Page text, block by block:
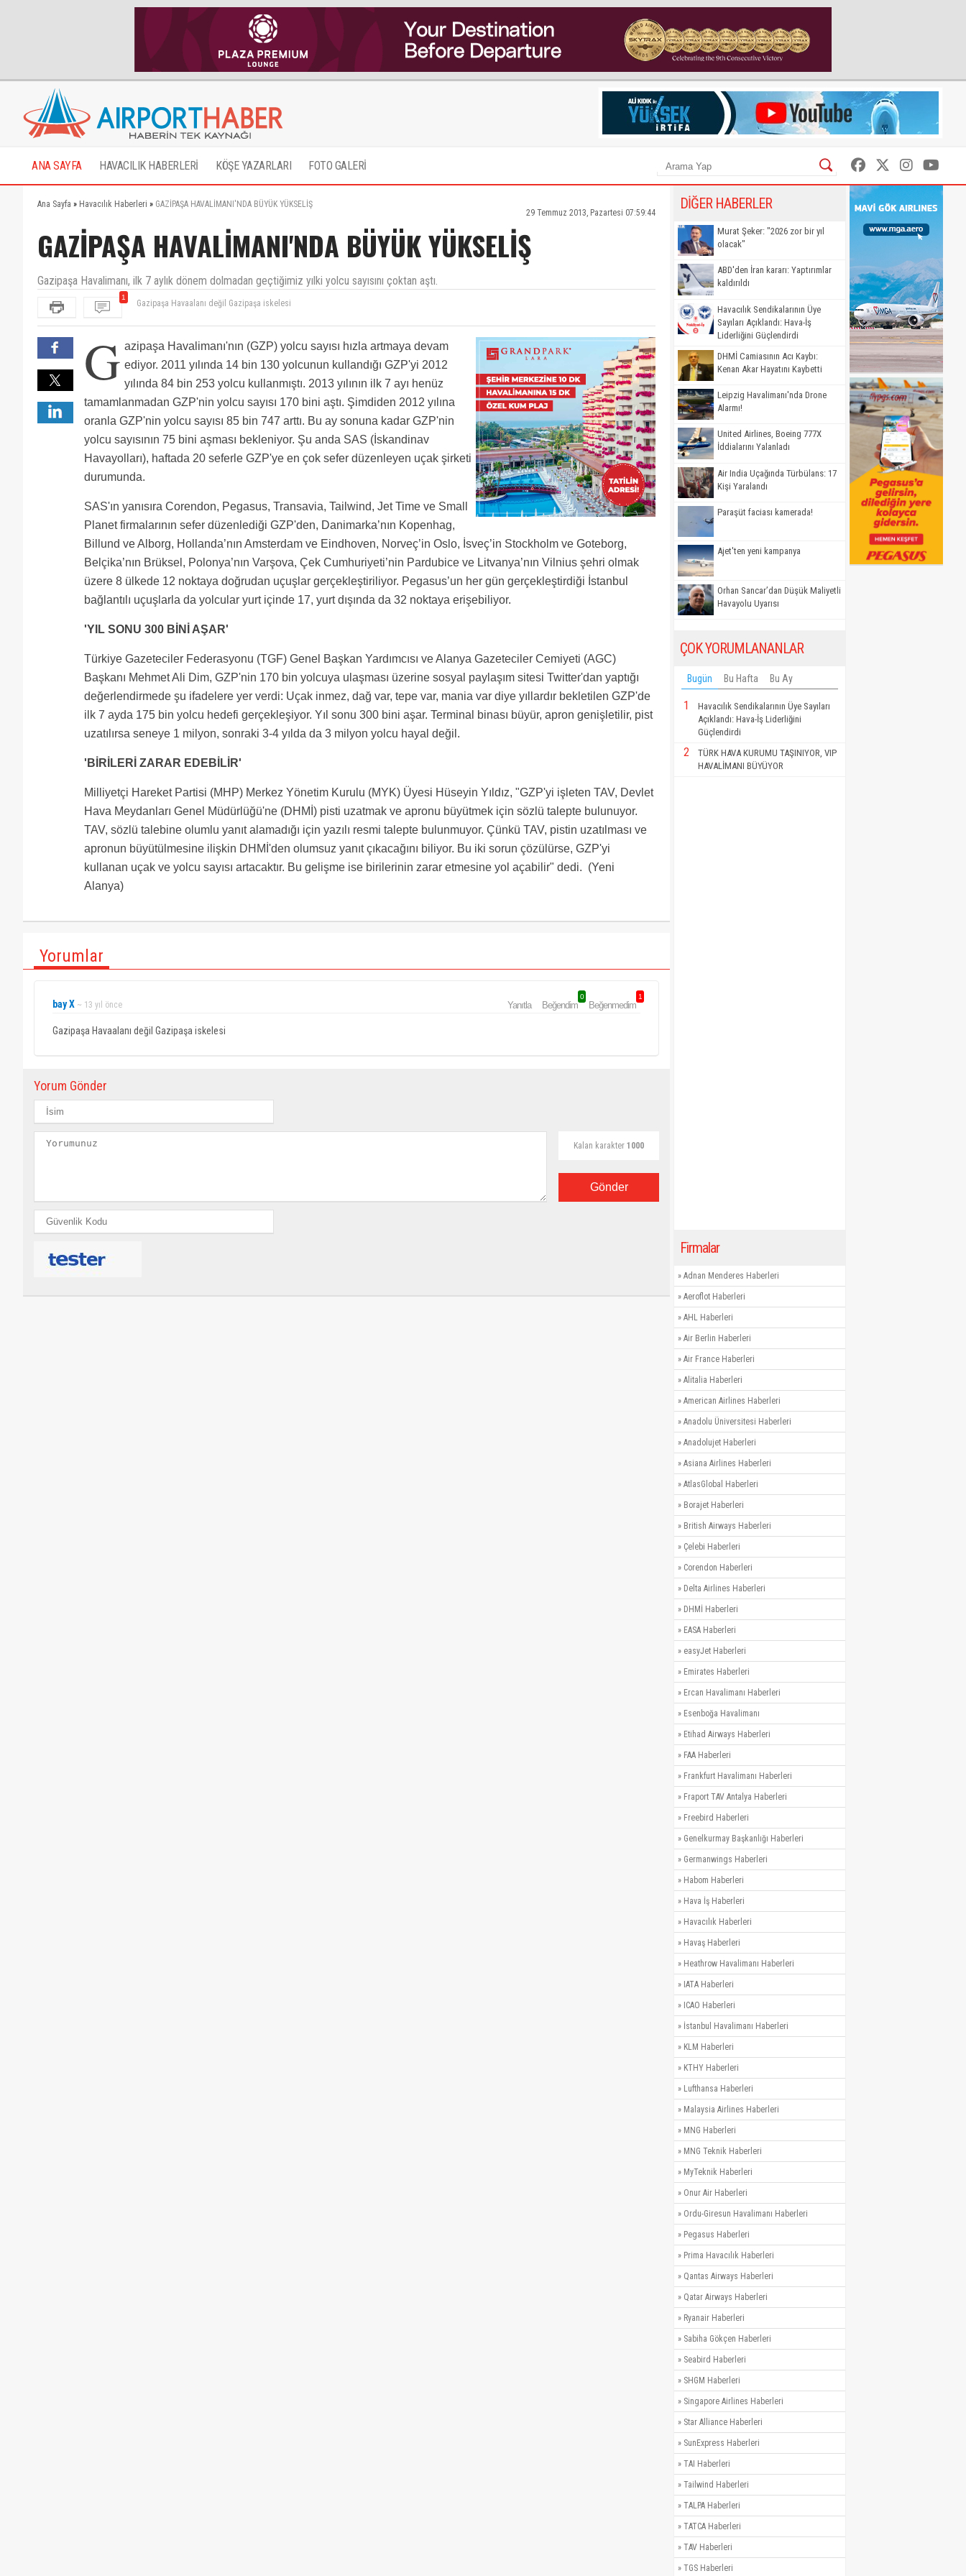
ANA SAYFA HAVACILIK HABERLERİ KÖŞE YAZARLARI FOTO GALERİ
Ana Sayfa » Havacılık Haberleri » GAZİPAŞA HAVALİMANI'NDA BÜYÜK YÜKSELİŞ
29 Temmuz 2013, Pazartesi 07:59:44
GAZİPAŞA HAVALİMANI'NDA BÜYÜK YÜKSELİŞ
Gazipaşa Havalimanı, ilk 7 aylık dönem dolmadan geçtiğimiz yılki yolcu sayısını çoktan aştı.
1
Gazipaşa Havaalanı değil Gazipaşa iskelesi
G azipaşa Havalimanı'nın (GZP) yolcu sayısı hızla artmaya devam
ediyor. 2011 yılında 14 bin 130 yolcunun kullandığı GZP'yi 2012
yılında 84 bin 253 yolcu kullanmıştı. 2013 yılının ilk 7 ayı henüz
tamamlanmadan GZP'nin yolcu sayısı 170 bini aştı. Şimdiden 2012 yılına
oranla GZP'nin yolcu sayısı 85 bin 747 arttı. Bu ay sonuna kadar GZP'nin
yolcu sayısının 75 bini aşması bekleniyor. Şu anda SAS (İskandinav
Havayolları), haftada 20 seferle GZP'ye en çok sefer düzenleyen uçak şirketi
durumunda.
SAS'ın yanısıra Corendon, Pegasus, Transavia, Tailwind, Jet Time ve Small
Planet firmalarının sefer düzenlediği GZP'den, Danimarka’nın Kopenhag,
Billund ve Alborg, Hollanda’nın Amsterdam ve Eindhoven, Norveç’in Oslo, İsveç’in Stockholm ve Goteborg,
Belçika’nın Brüksel, Polonya’nın Varşova, Çek Cumhuriyeti’nin Pardubice ve Litvanya’nın Vilnius şehri olmak
üzere 8 ülkede 12 noktaya doğrudan uçuşlar gerçekleştiriliyor. Pegasus’un her gün gerçekleştirdiği İstanbul
bağlantılı uçuşlarla da yolcular yurt içinde 17, yurt dışında da 32 noktaya erişebiliyor.
'YIL SONU 300 BİNİ AŞAR'
Türkiye Gazeteciler Federasyonu (TGF) Genel Başkan Yardımcısı ve Alanya Gazeteciler Cemiyeti (AGC)
Başkanı Mehmet Ali Dim, GZP'nin 170 bin yolcuya ulaşması üzerine sosyal paylaşım sitesi Twitter'dan yaptığı
değerlendirmede şu ifadelere yer verdi: Uçak inmez, dağ var, tepe var, mania var diye yıllardır bekletilen GZP'de
ilk 7 ayda 175 bin yolcu hedefi gerçekleşiyor. Yıl sonu 300 bini aşar. Terminal binası büyür, apron genişletilir, pist
uzatılırsa seneye 1 milyon, sonraki 3-4 yılda da 3 milyon yolcu hayal değil.
'BİRİLERİ ZARAR EDEBİLİR'
Milliyetçi Hareket Partisi (MHP) Merkez Yönetim Kurulu (MYK) Üyesi Hüseyin Yıldız, "GZP'yi işleten TAV, Devlet
Hava Meydanları Genel Müdürlüğü'ne (DHMİ) pisti uzatmak ve apronu büyütmek için sözlü talepte bulunuyor.
TAV, sözlü talebine olumlu yanıt alamadığı için yazılı resmi talepte bulunmuyor. Çünkü TAV, pistin uzatılması ve
apronun büyütülmesine ilişkin DHMİ'den olumsuz yanıt çıkacağını biliyor. Bu iki sorun çözülürse, GZP'yi
kullanan uçak ve yolcu sayısı artacaktır. Bu gelişme ise birilerinin zarar etmesine yol açabilir" dedi. (Yeni
Alanya)
Yorumlar
bay X ~ 13 yıl önce Yanıtla Beğendim
0
Beğenmedim
1
Gazipaşa Havaalanı değil Gazipaşa iskelesi
Yorum Gönder
Kalan karakter 1000
Gönder
DİĞER HABERLER
Murat Şeker: "2026 zor bir yıl
olacak"
ABD'den İran kararı: Yaptırımlar
kaldırıldı
Havacılık Sendikalarının Üye
Sayıları Açıklandı: Hava-İş
Liderliğini Güçlendirdi
DHMİ Camiasının Acı Kaybı:
Kenan Akar Hayatını Kaybetti
Leipzig Havalimanı'nda Drone
Alarmı!
United Airlines, Boeing 777X
İddialarını Yalanladı
Air India Uçağında Türbülans: 17
Kişi Yaralandı
Paraşüt faciası kamerada!
Ajet'ten yeni kampanya
Orhan Sancar’dan Düşük Maliyetli
Havayolu Uyarısı
ÇOK YORUMLANANLAR
Bugün Bu Hafta Bu Ay
1
Havacılık Sendikalarının Üye Sayıları
Açıklandı: Hava-İş Liderliğini
Güçlendirdi
2
TÜRK HAVA KURUMU TAŞINIYOR, VIP
HAVALİMANI BÜYÜYOR
Firmalar
» Adnan Menderes Haberleri
» Aeroflot Haberleri
» AHL Haberleri
» Air Berlin Haberleri
» Air France Haberleri
» Alitalia Haberleri
» American Airlines Haberleri
» Anadolu Üniversitesi Haberleri
» Anadolujet Haberleri
» Asiana Airlines Haberleri
» AtlasGlobal Haberleri
» Borajet Haberleri
» British Airways Haberleri
» Çelebi Haberleri
» Corendon Haberleri
» Delta Airlines Haberleri
» DHMİ Haberleri
» EASA Haberleri
» easyJet Haberleri
» Emirates Haberleri
» Ercan Havalimanı Haberleri
» Esenboğa Havalimanı
» Etihad Airways Haberleri
» FAA Haberleri
» Frankfurt Havalimanı Haberleri
» Fraport TAV Antalya Haberleri
» Freebird Haberleri
» Genelkurmay Başkanlığı Haberleri
» Germanwings Haberleri
» Habom Haberleri
» Hava İş Haberleri
» Havacılık Haberleri
» Havaş Haberleri
» Heathrow Havalimanı Haberleri
» IATA Haberleri
» ICAO Haberleri
» İstanbul Havalimanı Haberleri
» KLM Haberleri
» KTHY Haberleri
» Lufthansa Haberleri
» Malaysia Airlines Haberleri
» MNG Haberleri
» MNG Teknik Haberleri
» MyTeknik Haberleri
» Onur Air Haberleri
» Ordu-Giresun Havalimanı Haberleri
» Pegasus Haberleri
» Prima Havacılık Haberleri
» Qantas Airways Haberleri
» Qatar Airways Haberleri
» Ryanair Haberleri
» Sabiha Gökçen Haberleri
» Seabird Haberleri
» SHGM Haberleri
» Singapore Airlines Haberleri
» Star Alliance Haberleri
» SunExpress Haberleri
» TAI Haberleri
» Tailwind Haberleri
» TALPA Haberleri
» TATCA Haberleri
» TAV Haberleri
» TGS Haberleri